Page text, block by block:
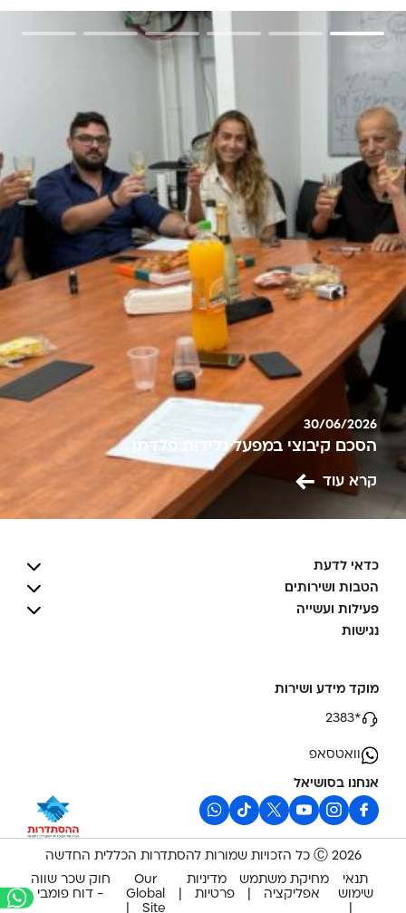
30/06/2026
הסכם קיבוצי במפעל גלידות פלדמן
קרא עוד
כדאי לדעת
הטבות ושירותים
פעילות ועשייה
נגישות
מוקד מידע ושירות
*2383
וואטסאפ
אנחנו בסושיאל
2026 Ⓒ כל הזכויות שמורות להסתדרות הכללית החדשה
תנאי
שימוש
מחיקת משתמש
אפליקציה
מדיניות
פרטיות
Our
Global
Site
חוק שכר שווה
- דוח פומבי